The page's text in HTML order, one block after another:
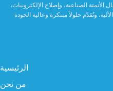
الصناعية، وإصلاح الإلكترونيات،
الرئيسية
من نحن